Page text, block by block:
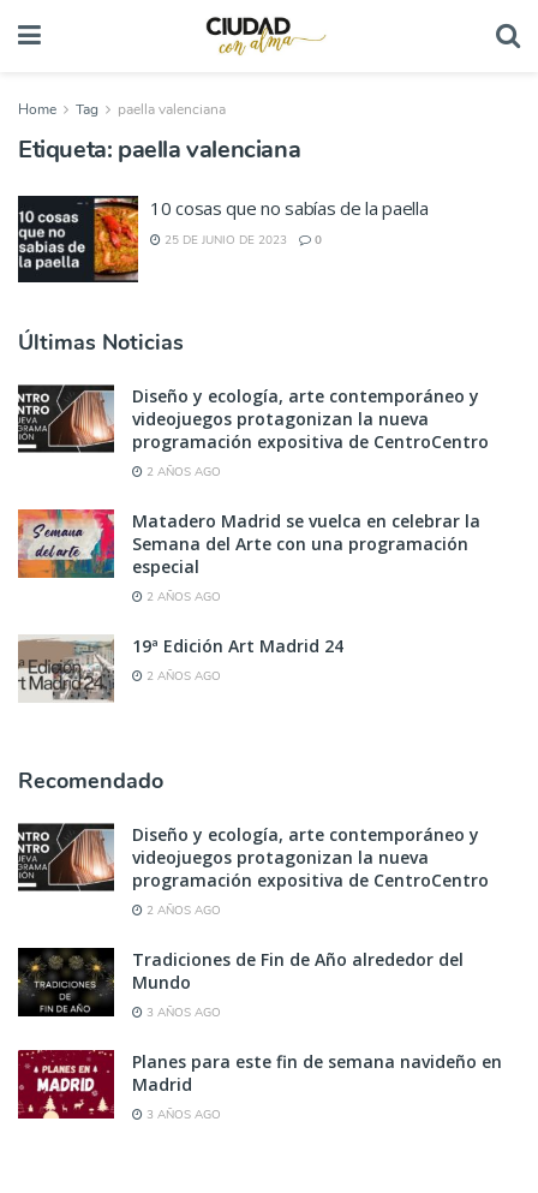
Home Tag paella valenciana
Etiqueta: paella valenciana
10 cosas que no sabías de la paella
25 DE JUNIO DE 2023 0
Últimas Noticias
Diseño y ecología, arte contemporáneo y
videojuegos protagonizan la nueva
programación expositiva de CentroCentro
2 AÑOS AGO
Matadero Madrid se vuelca en celebrar la
Semana del Arte con una programación
especial
2 AÑOS AGO
19ª Edición Art Madrid 24
2 AÑOS AGO
Recomendado
Diseño y ecología, arte contemporáneo y
videojuegos protagonizan la nueva
programación expositiva de CentroCentro
2 AÑOS AGO
Tradiciones de Fin de Año alrededor del
Mundo
3 AÑOS AGO
Planes para este fin de semana navideño en
Madrid
3 AÑOS AGO